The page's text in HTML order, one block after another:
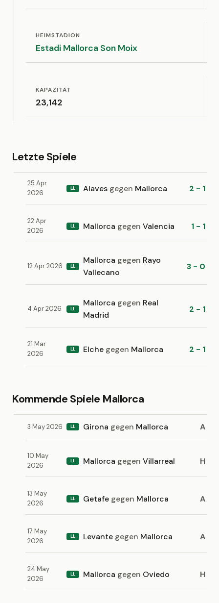
HEIMSTADION
Estadi Mallorca Son Moix
KAPAZITÄT
23,142
Letzte Spiele
25 Apr
2026
LL Alaves gegen Mallorca 2 - 1
22 Apr
2026
LL Mallorca gegen Valencia 1 - 1
12 Apr 2026 LL
Mallorca gegen Rayo
Vallecano
3 - 0
4 Apr 2026 LL
Mallorca gegen Real
Madrid
2 - 1
21 Mar
2026
LL Elche gegen Mallorca 2 - 1
Kommende Spiele Mallorca
3 May 2026 LL Girona gegen Mallorca A
10 May
2026
LL Mallorca gegen Villarreal H
13 May
2026
LL Getafe gegen Mallorca A
17 May
2026
LL Levante gegen Mallorca A
24 May
2026
LL Mallorca gegen Oviedo H